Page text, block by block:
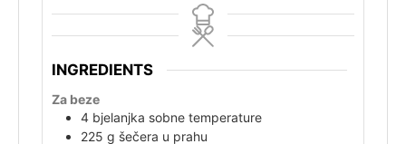
INGREDIENTS
Za beze
4 bjelanjka sobne temperature
225 g šečera u prahu